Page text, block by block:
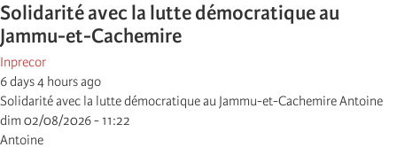
Solidarité avec la lutte démocratique au
Jammu-et-Cachemire
Inprecor
6 days 4 hours ago
Solidarité avec la lutte démocratique au Jammu-et-Cachemire Antoine
dim 02/08/2026 - 11:22
Antoine